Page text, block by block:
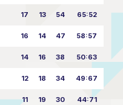
17 13 54 65:52
16 14 47 58:57
14 16 38 50:63
12 18 34 49:67
11 19 30 44:71